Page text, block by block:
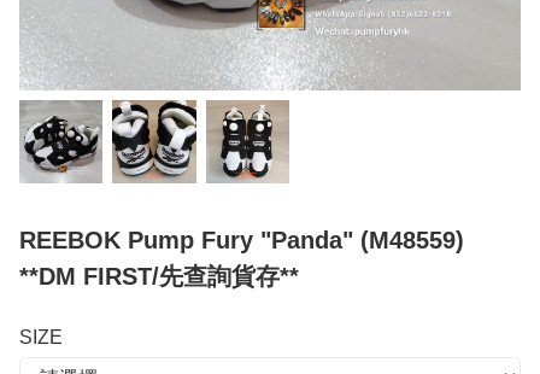
REEBOK Pump Fury "Panda" (M48559)
**DM FIRST/先查詢貨存**
SIZE